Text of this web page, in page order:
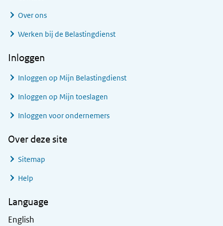
Over ons
Werken bij de Belastingdienst
Inloggen
Inloggen op Mijn Belastingdienst
Inloggen op Mijn toeslagen
Inloggen voor ondernemers
Over deze site
Sitemap
Help
Language
English